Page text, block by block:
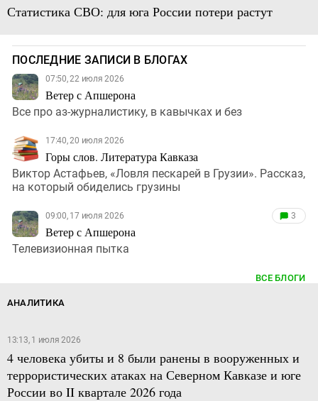
Статистика СВО: для юга России потери растут
ПОСЛЕДНИЕ ЗАПИСИ В БЛОГАХ
07:50, 22 июля 2026
Ветер с Апшерона
Все про аз-журналистику, в кавычках и без
17:40, 20 июля 2026
Горы слов. Литература Кавказа
Виктор Астафьев, «Ловля пескарей в Грузии». Рассказ,
на который обиделись грузины
09:00, 17 июля 2026
Ветер с Апшерона
3
Телевизионная пытка
ВСЕ БЛОГИ
АНАЛИТИКА
13:13, 1 июля 2026
4 человека убиты и 8 были ранены в вооруженных и
террористических атаках на Северном Кавказе и юге
России во II квартале 2026 года